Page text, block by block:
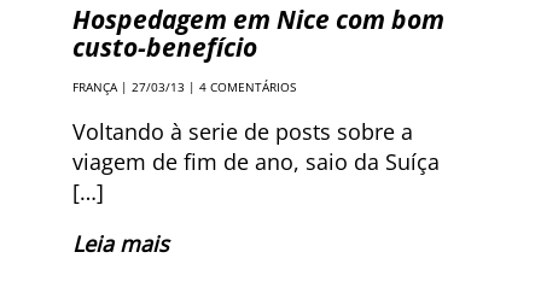
Hospedagem em Nice com bom
custo-benefício
FRANÇA | 27/03/13 | 4 COMENTÁRIOS
Voltando à serie de posts sobre a
viagem de fim de ano, saio da Suíça
[…]
Leia mais